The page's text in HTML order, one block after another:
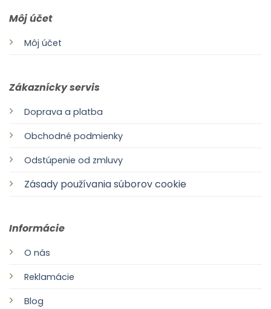
Môj účet
Môj účet
Zákaznícky servis
Doprava a platba
Obchodné podmienky
Odstúpenie od zmluvy
Zásady používania súborov cookie
Informácie
O nás
Reklamácie
Blog